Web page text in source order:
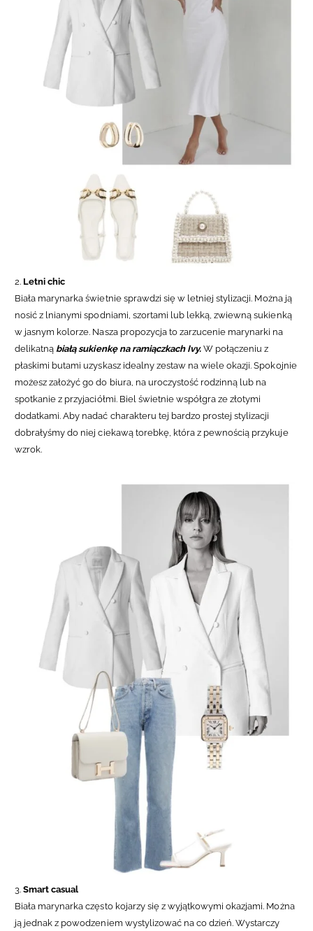
2. Letni chic
Biała marynarka świetnie sprawdzi się w letniej stylizacji. Można ją
nosić z lnianymi spodniami, szortami lub lekką, zwiewną sukienką
w jasnym kolorze. Nasza propozycja to zarzucenie marynarki na
delikatną białą sukienkę na ramiączkach Ivy. W połączeniu z
płaskimi butami uzyskasz idealny zestaw na wiele okazji. Spokojnie
możesz założyć go do biura, na uroczystość rodzinną lub na
spotkanie z przyjaciółmi. Biel świetnie współgra ze złotymi
dodatkami. Aby nadać charakteru tej bardzo prostej stylizacji
dobrałyśmy do niej ciekawą torebkę, która z pewnością przykuje
wzrok.
3.Smart casual
Biała marynarka często kojarzy się z wyjątkowymi okazjami. Można
ją jednak z powodzeniem wystylizować na co dzień. Wystarczy